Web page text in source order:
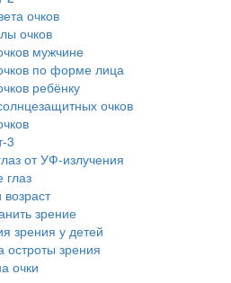
очков
очков
мужчине
по форме лица
ребёнку
очков
3
от УФ-излучения
глаз
зрение
зрения у детей
остроты зрения
очки